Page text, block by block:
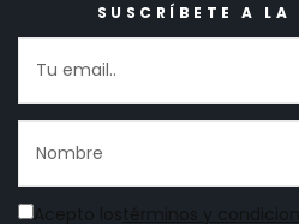
SUSCRÍBETE A LA